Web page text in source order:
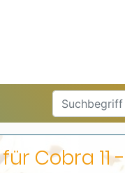
Cobra 11